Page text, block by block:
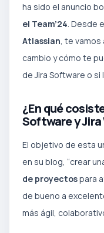
ha sido el anuncio
el Team’24. Desde
Atlassian, te vamos
cambio y cómo te
de Jira Software o si
¿En qué
Software y
El objetivo de esta
en su blog, “crear
de proyectospara
de bueno a
más ágil,